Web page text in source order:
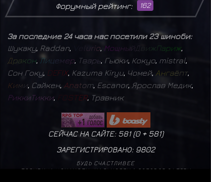
Форумный рейтинг: 162
За последние 24 часа нас посетили 23 шиноби:
Шукаку, Raddan urio МощныйД ижПариж,
Дракон, Лицемер Тварь Гьюки, Кокуо mistral
Сон Гоку, DEFIX, Kazuma Kiryu, Чомей, Ангаёпт,
Кими Сайкен, Anatom Escanor, Ярослав Медик,
РиккиТикки, OSTER, Травник
СЕЙЧАС НА САЙТЕ: 581 (0+ 581)
ЗАРЕГИСТРИРОВАНО: 9802
БУДЬ СЧАСТЛИВЕЕ
ПОЛИТИКА КОНФИДЕНЦИАЛЬНОСТИ| ДОГОВОР ОФЕРТЫ